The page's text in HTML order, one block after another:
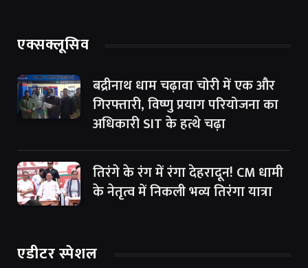
एक्सक्लूसिव
बद्रीनाथ धाम चढ़ावा चोरी में एक और
गिरफ्तारी, विष्णु प्रयाग परियोजना का
अधिकारी SIT के हत्थे चढ़ा
तिरंगे के रंग में रंगा देहरादून! CM धामी
के नेतृत्व में निकली भव्य तिरंगा यात्रा
एडीटर स्पेशल